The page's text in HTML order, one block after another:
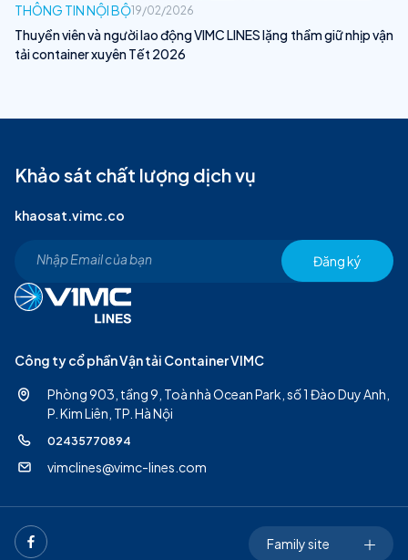
THÔNG TIN NỘI BỘ19/02/2026
Thuyền viên và người lao động VIMC LINES lặng thầm giữ nhịp vận
tải container xuyên Tết 2026
Công ty cổ phần Vận tải Container VIMC
Phòng 903, tầng 9, Toà nhà Ocean Park, số 1 Đào Duy Anh,
P. Kim Liên, TP. Hà Nội
02435770894
vimclines@vimc-lines.com
Khảo sát chất lượng dịch vụ
khaosat.vimc.co
Đăng ký
Family site